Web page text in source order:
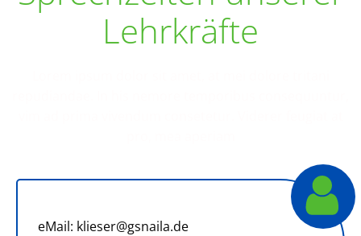
Lehrkräfte
eMail: klieser@gsnaila.de